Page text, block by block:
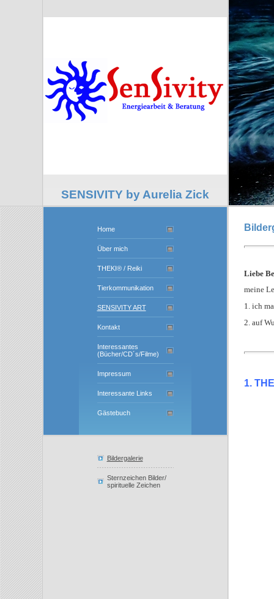
SENSIVITY by Aurelia Zick
Home
Über mich
THEKI® / Reiki
Tierkommunikation
SENSIVITY ART
Kontakt
Interessantes
(Bücher/CD´s/Filme)
Impressum
Interessante Links
Gästebuch
Bildergalerie
Sternzeichen Bilder/
spirituelle Zeichen
Liebe
meine
1. ich
2. auf
1.